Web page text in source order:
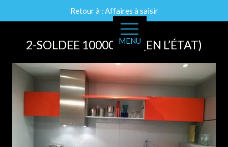
MENU
Retour à : Affaires à saisir
2-SOLDEE 10000E HT (EN L’ÉTAT)